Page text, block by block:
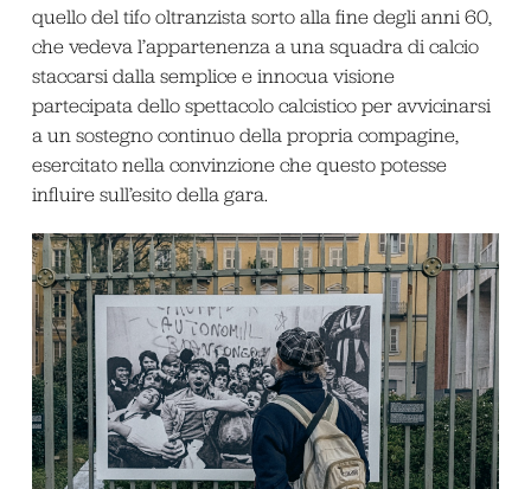
quello del tifo oltranzista sorto alla fine degli anni 60,
che vedeva l’appartenenza a una squadra di calcio
staccarsi dalla semplice e innocua visione
partecipata dello spettacolo calcistico per avvicinarsi
a un sostegno continuo della propria compagine,
esercitato nella convinzione che questo potesse
influire sull’esito della gara.